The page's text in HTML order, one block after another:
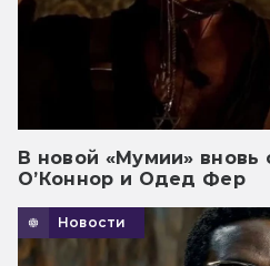
В новой «Мумии»
О’Коннор и Одед Фер
Новости